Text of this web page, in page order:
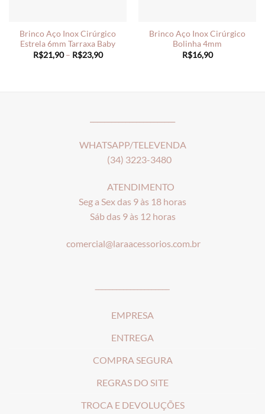
Brinco Aço Inox Cirúrgico
Estrela 6mm Tarraxa Baby
R$21,90 – R$23,90Price
Brinco Aço Inox Cirúrgico
Bolinha 4mm
R$16,90
WHATSAPP/TELEVENDA
(34) 3223-3480
ATENDIMENTO
Seg a Sex das 9 às 18 horas
Sáb das 9 às 12 horas
comercial@laraacessorios.com.br
EMPRESA
ENTREGA
COMPRA SEGURA
REGRAS DO SITE
TROCA E DEVOLUÇÕES